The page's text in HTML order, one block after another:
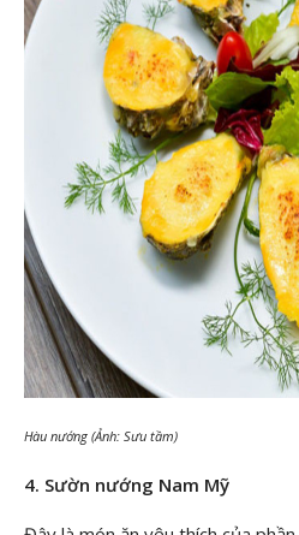
Hàu nướng (Ảnh: Sưu tầm)
4. Sườn nướng Nam Mỹ